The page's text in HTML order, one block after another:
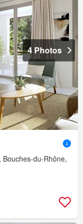
4 Photos
du-Rhône,